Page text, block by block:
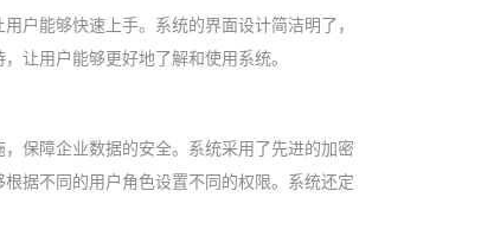
户能够快速上手。系统的界面设计简洁明了，
让用户能够更好地了解和使用系统。
保障企业数据的安全。系统采用了先进的加密
据不同的用户角色设置不同的权限。系统还定